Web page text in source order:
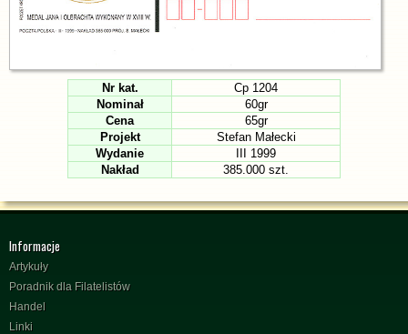
Nr kat.
Cp 1204
Nominał
60gr
Cena
65gr
Projekt
Stefan Małecki
Wydanie
III 1999
Nakład
385.000 szt.
Informacje
Artykuły
Poradnik dla Filatelistów
Handel
Linki